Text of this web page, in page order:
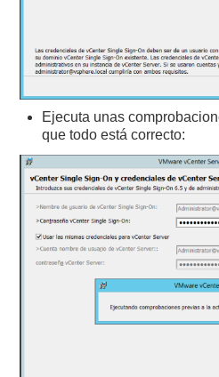
Ejecuta unas
que todo está correcto: